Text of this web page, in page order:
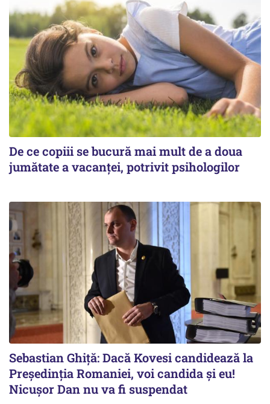
De ce copiii se bucură mai mult de a doua
jumătate a vacanței, potrivit psihologilor
Sebastian Ghiță: Dacă Kovesi candidează la
Președinția Romaniei, voi candida și eu!
Nicușor Dan nu va fi suspendat